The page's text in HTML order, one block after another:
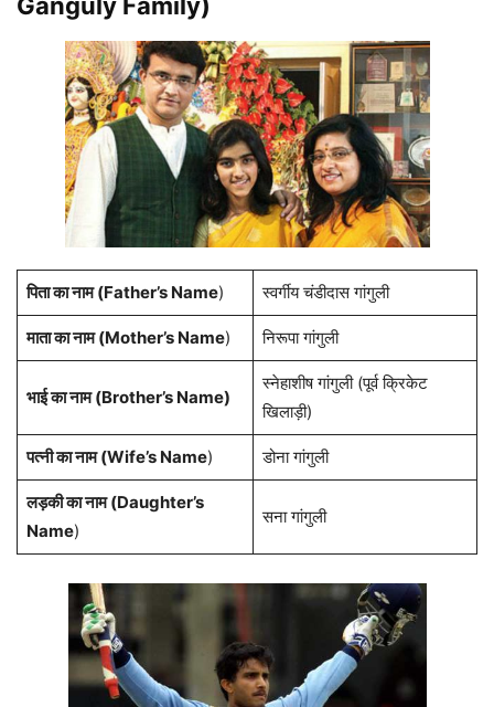
Ganguly Family)
पिता का नाम (Father’s Name) स्वर्गीय चंडीदास गांगुली
माता का नाम (Mother’s Name) निरूपा गांगुली
भाई का नाम (Brother’s Name)
स्नेहाशीष गांगुली (पूर्व क्रिकेट
खिलाड़ी)
पत्नी का नाम (Wife’s Name) डोना गांगुली
लड़की का नाम (Daughter’s
Name)
सना गांगुली